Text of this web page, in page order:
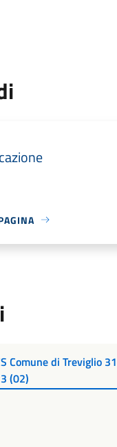
Comune di Treviglio
(02)